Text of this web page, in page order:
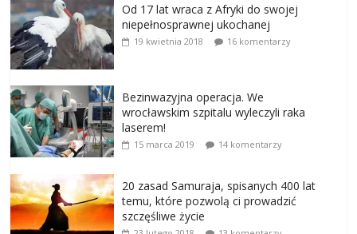
Od 17 lat wraca z Afryki do swojej
niepełnosprawnej ukochanej
19 kwietnia 2018 16 komentarzy
Bezinwazyjna operacja. We
wrocławskim szpitalu wyleczyli raka
laserem!
15 marca 2019 14 komentarzy
20 zasad Samuraja, spisanych 400 lat
temu, które pozwolą ci prowadzić
szczęśliwe życie